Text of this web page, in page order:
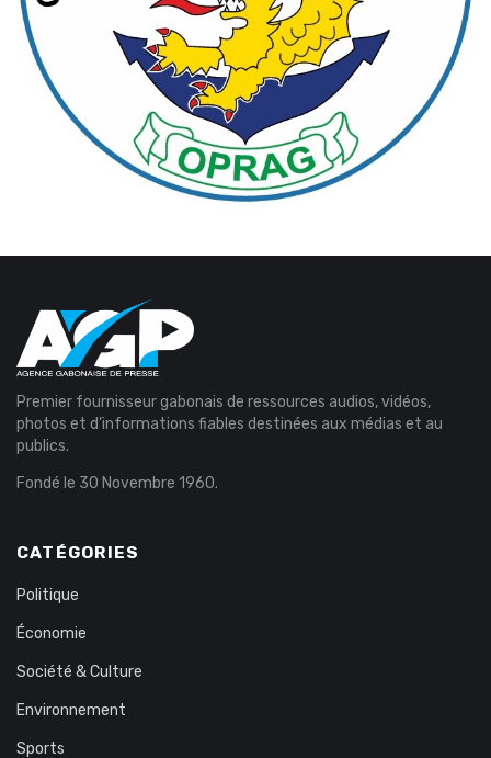
Premier fournisseur gabonais de ressources audios, vidéos,
photos et d’informations fiables destinées aux médias et au
publics.
Fondé le 30 Novembre 1960.
CATÉGORIES
Politique
Économie
Société & Culture
Environnement
Sports